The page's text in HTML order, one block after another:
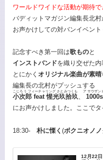
ワールドワイドな活動が期待
バディットマガジン編集長北村
お声かけしての対バンイベント
記念すべき第一回は歌ものと
インストバンドを織り交ぜた内
とにかく オリジナル楽曲が素
編集長の北村がプッシュする
⼩次郎 feat 惺光玖拾玖
こじろう フィーチャリング さとみつくも
、
ア サウザン
にお声かけしました。ここで
18:30- 朴に慄く (ボクニオノノ
12月22